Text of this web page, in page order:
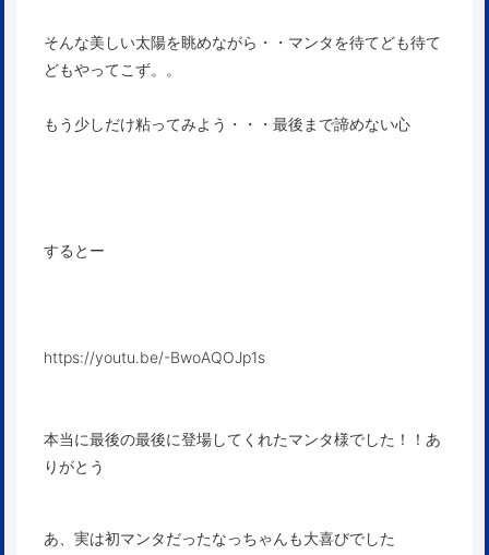
そんな美しい太陽を眺めながら・・マンタを待てども待て
どもやってこず。。
もう少しだけ粘ってみよう・・・最後まで諦めない心
するとー
https://youtu.be/-BwoAQOJp1s
本当に最後の最後に登場してくれたマンタ様でした！！あ
りがとう
あ、実は初マンタだったなっちゃんも大喜びでした